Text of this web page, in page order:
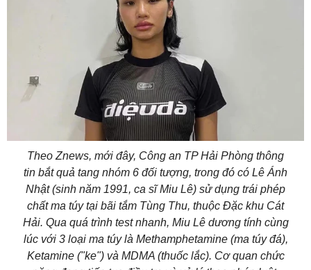
Theo Znews, mới đây, Công an TP Hải Phòng thông
tin bắt quả tang nhóm 6 đối tượng, trong đó có Lê Ánh
Nhật (sinh năm 1991, ca sĩ Miu Lê) sử dụng trái phép
chất ma túy tại bãi tắm Tùng Thu, thuộc Đặc khu Cát
Hải. Qua quá trình test nhanh, Miu Lê dương tính cùng
lúc với 3 loại ma túy là Methamphetamine (ma túy đá),
Ketamine ("ke") và MDMA (thuốc lắc). Cơ quan chức